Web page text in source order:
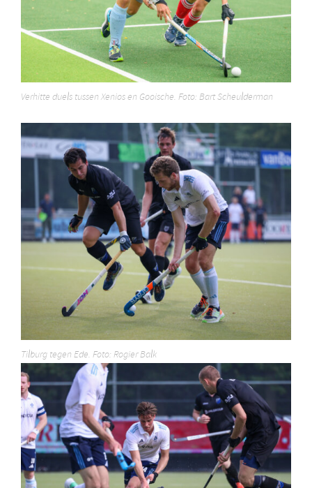
Verhitte duels tussen Xenios en Gooische. Foto: Bart Scheulderman
Tilburg tegen Ede. Foto: Rogier Balk